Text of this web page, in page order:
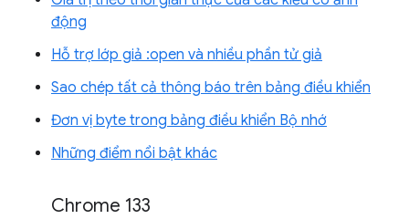
động
Hỗ trợ lớp giả :open và nhiều phần tử giả
Sao chép tất cả thông báo trên bảng điều khiển
Đơn vị byte trong bảng điều khiển Bộ nhớ
Những điểm nổi bật khác
Chrome 133